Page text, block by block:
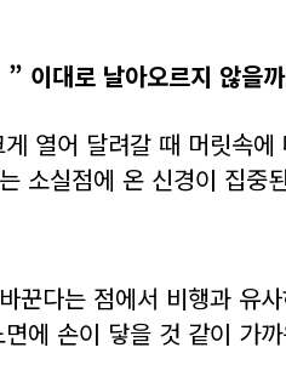
” 이대로 날아오르지 않을
열어 달려갈 때 머릿속
소실점에 온 신경이 집중
꾼다는 점에서 비행과 유
에 손이 닿을 것 같이 가